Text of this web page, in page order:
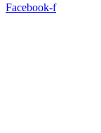
Facebook-f